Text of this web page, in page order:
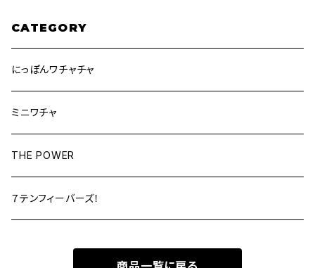
CATEGORY
にっぽんワチャチャ
ミニワチャ
THE POWER
７テンフィーバーズ！